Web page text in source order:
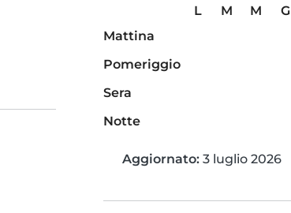
L M M G
Mattina
Pomeriggio
Sera
Notte
Aggiornato: 3 luglio 2026